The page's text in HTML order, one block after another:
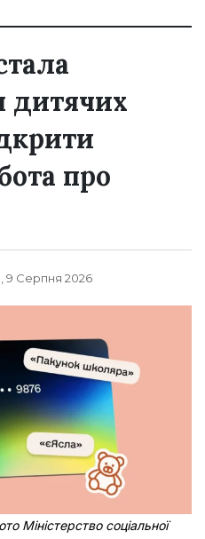
дитячих
про
9 Серпня 2026
Міністерство соціальної